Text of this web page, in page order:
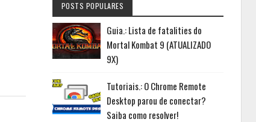
POSTS POPULARES
Guia.: Lista de fatalities do
Mortal Kombat 9 (ATUALIZADO
9X)
Tutoriais.: O Chrome Remote
Desktop parou de conectar?
Saiba como resolver!